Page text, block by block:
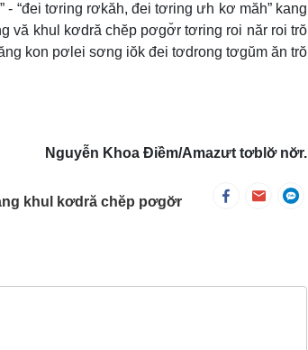
“đei tơring rơkăh, đei tơring ưh kơ măh” kang
vă khul kơdră chĕp pơgơ̆r tơring roi năr roi trŏ
kon pơlei sơng iŏk đei tơdrong tơgŭm ăn trŏ
Nguyễn Khoa Điềm/Amazưt tơblơ̆ nơ̆r.
khul kơdră chĕp pơgơ̆r